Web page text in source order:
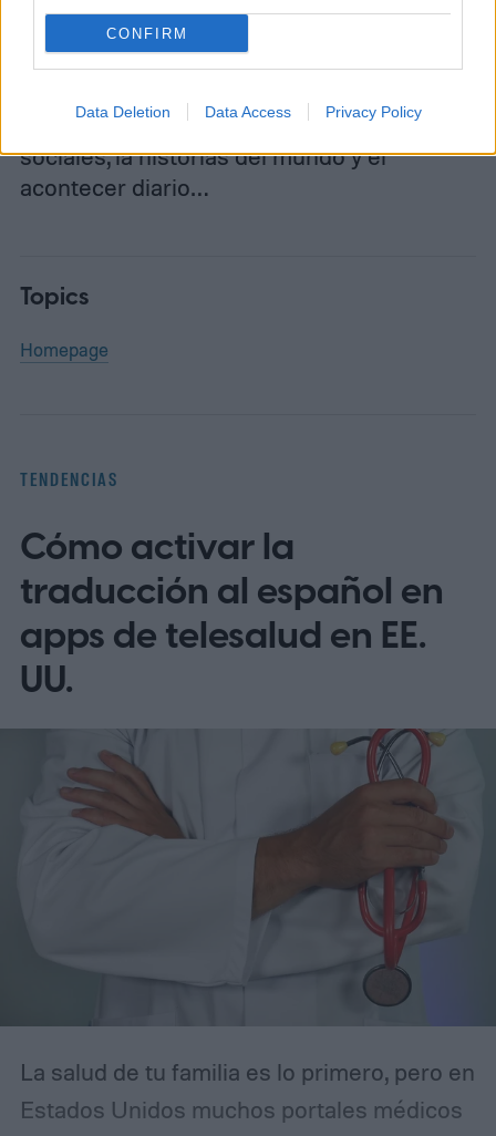
CONFIRM
Data Deletion Data Access Privacy Policy
internacionalista apasionada de las redes
sociales, la historias del mundo y el
acontecer diario…
Topics
Homepage
TENDENCIAS
Cómo activar la
traducción al español en
apps de telesalud en EE.
UU.
La salud de tu familia es lo primero, pero en
Estados Unidos muchos portales médicos